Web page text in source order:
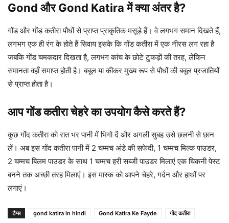
Gond और Gond Katira में क्या अंतर है?
गोंड और गोंड कतीरा पौधों से प्राप्त प्राकृतिक मसूड़े हैं। वे लगभग समान दिखते हैं,
लगभग एक ही रंग के होते हैं सिवाय इसके कि गोंड कतीरा में एक नीरस लग रहा है
जबकि गोंड चमकदार दिखता है, लगभग कांच के छोटे टुकड़ों की तरह, लेकिन
समानता वहाँ समाप्त होती है। बबूल या कीकर मुख्य रूप से पौधों की बबूल प्रजातियों
से प्राप्त होता है।
आप गोंड कतीरा चेहरे का उपयोग कैसे करते हैं?
कुछ गोंद कतीरा को रात भर पानी में भिगो दें और अगली सुबह उसे छलनी से छान
लें। अब इस गोंद कतीरा पानी में 2 चम्मच अंडे की सफेदी, 1 चम्मच मिल्क पाउडर,
2 चम्मच बिलम पाउडर के साथ 1 चम्मच हरी सब्जी पाउडर मिलाएं एक चिकनी पेस्ट
बनने तक अच्छी तरह मिलाएं। इस मास्क को आपने चेहरे, गर्दन और हाथों पर
लगाएं।
टैग्स gond katira in hindi Gond Katira Ke Fayde गोंद कतीरा